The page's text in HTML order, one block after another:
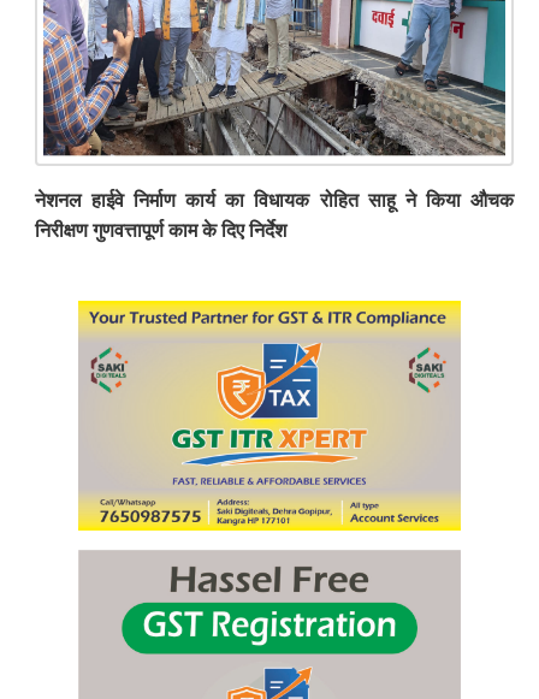
नेशनल हाईवे निर्माण कार्य का विधायक रोहित साहू ने किया औचक
निरीक्षण गुणवत्तापूर्ण काम के दिए निर्देश